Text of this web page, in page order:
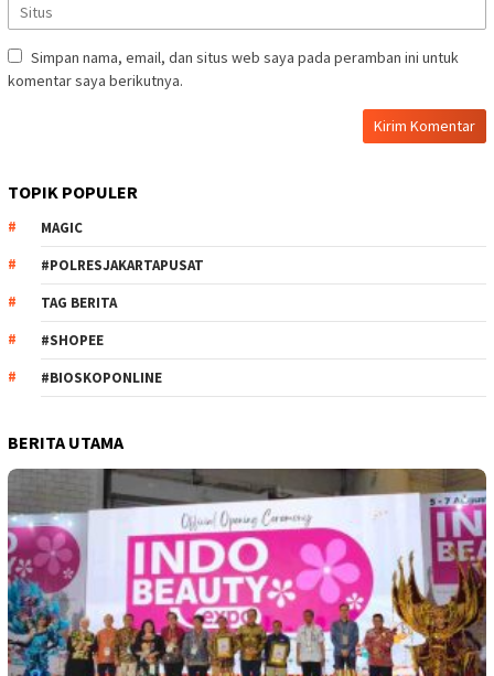
Simpan nama, email, dan situs web saya pada peramban ini untuk
komentar saya berikutnya.
TOPIK POPULER
MAGIC
#POLRESJAKARTAPUSAT
TAG BERITA
#SHOPEE
#BIOSKOPONLINE
BERITA UTAMA